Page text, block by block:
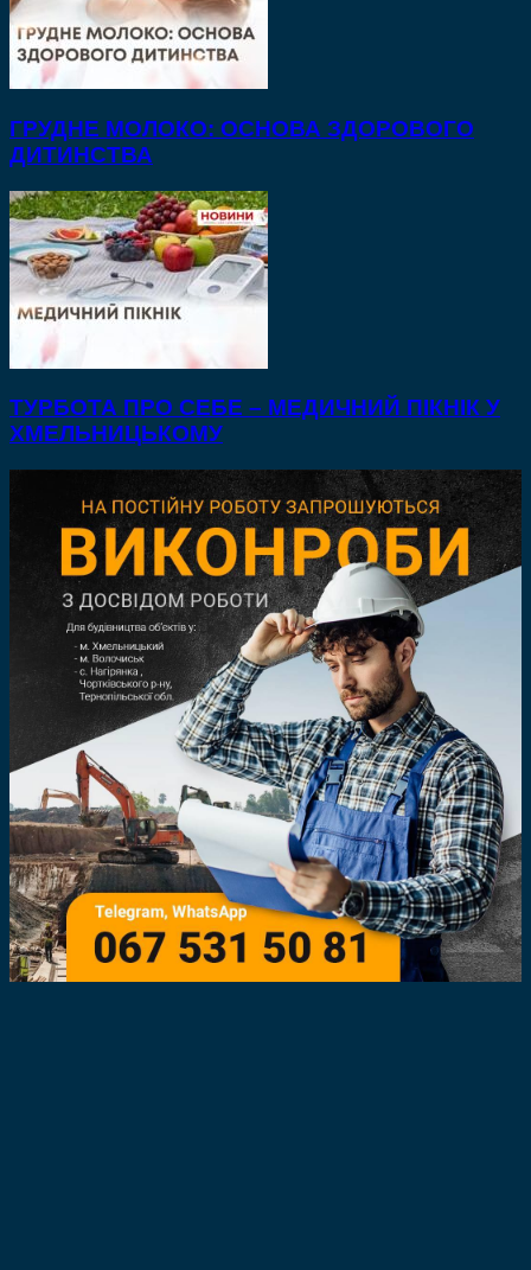
ГРУДНЕ МОЛОКО: ОСНОВА ЗДОРОВОГО
ДИТИНСТВА
ТУРБОТА ПРО СЕБЕ – МЕДИЧНИЙ ПІКНІК У
ХМЕЛЬНИЦЬКОМУ